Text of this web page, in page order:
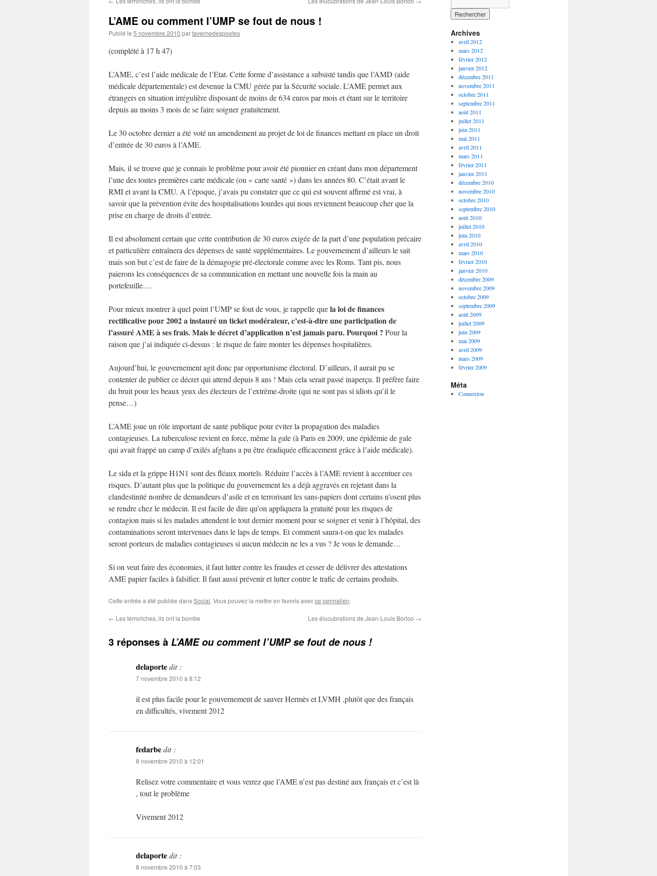
contenu
L’AME ou comment l’UMP se fout de nous !
Publié le 5 novembre 2010 partavernedespoetes
(complété à 17 h 47)
L’AME, c’est l’aide médicale de l’Etat. Cette forme d’assistance a subsisté tandis que l’AMD (aide
médicale départementale) est devenue la CMU gérée par la Sécurité sociale. L’AME permet aux
étrangers en situation irrégulière disposant de moins de 634 euros par mois et étant sur le territoire
depuis au moins 3 mois de se faire soigner gratuitement.
Le 30 octobre dernier a été voté un amendement au projet de loi de finances mettant en place un droit
d’entrée de 30 euros à l’AME.
Mais, il se trouve que je connais le problème pour avoir été pionnier en créant dans mon département
l’une des toutes premières carte médicale (ou « carte santé ») dans les années 80. C’était avant le
RMI et avant la CMU. A l’époque, j’avais pu constater que ce qui est souvent affirmé est vrai, à
savoir que la prévention évite des hospitalisations lourdes qui nous reviennent beaucoup cher que la
prise en charge de droits d’entrée.
Il est absolument certain que cette contribution de 30 euros exigée de la part d’une population précaire
et particulière entraînera des dépenses de santé supplémentaires. Le gouvernement d’ailleurs le sait
mais son but c’est de faire de la démagogie pré-électorale comme avec les Roms. Tant pis, nous
paierons les conséquences de sa communication en mettant une nouvelle fois la main au
portefeuille….
Pour mieux montrer à quel point l’UMP se fout de vous, je rappelle quela loi de finances
rectificative pour 2002 a instauré un ticket modérateur, c’est-à-dire une participation de
l’assuré AME à ses frais. Mais le décret d’application n’est jamais paru. Pourquoi ? Pour la
raison que j’ai indiquée ci-dessus : le risque de faire monter les dépenses hospitalières.
Aujourd’hui, le gouvernement agit donc par opportunisme électoral. D’ailleurs, il aurait pu se
contenter de publier ce décret qui attend depuis 8 ans ! Mais cela serait passé inaperçu. Il préfère faire
du bruit pour les beaux yeux des électeurs de l’extrême-droite (qui ne sont pas si idiots qu’il le
pense…)
L’AME joue un rôle important de santé publique pour éviter la propagation des maladies
contagieuses. La tuberculose revient en force, même la gale (à Paris en 2009, une épidémie de gale
qui avait frappé un camp d’exilés afghans a pu être éradiquée efficacement grâce à l’aide médicale).
Le sida et la grippe H1N1 sont des fléaux mortels. Réduire l’accès à l’AME revient à accentuer ces
risques. D’autant plus que la politique du gouvernement les a déjà aggravés en rejetant dans la
clandestinité nombre de demandeurs d’asile et en terrorisant les sans-papiers dont certains n’osent plus
se rendre chez le médecin. Il est facile de dire qu’on appliquera la gratuité pour les risques de
contagion mais si les malades attendent le tout dernier moment pour se soigner et venir à l’hôpital, des
contaminations seront intervenues dans le laps de temps. Et comment saura-t-on que les malades
seront porteurs de maladies contagieuses si aucun médecin ne les a vus ? Je vous le demande…
Si on veut faire des économies, il faut lutter contre les fraudes et cesser de délivrer des attestations
AME papier faciles à falsifier. Il faut aussi prévenir et lutter contre le trafic de certains produits.
Cette entrée a été publiée dansSocial. Vous pouvez la mettre en favoris avecce permalien.
← Les terroriches, ils ont la bombe Les élucubrations de Jean-Louis Borloo →
3 réponses à L’AME ou comment l’UMP se fout de nous !
delaportedit :
7 novembre 2010 à 8:12
il est plus facile pour le gouvernement de sauver Hermès et LVMH ,plutôt que des français
en difficultés, vivement 2012
fedarbedit :
8 novembre 2010 à 12:01
Relisez votre commentaire et vous verrez que l’AME n’est pas destiné aux français et c’est là
, tout le problème
Vivement 2012
delaportedit :
8 novembre 2010 à 7:03
Archives
avril 2012
mars 2012
février 2012
janvier 2012
décembre 2011
novembre 2011
octobre 2011
septembre 2011
août 2011
juillet 2011
juin 2011
mai 2011
avril 2011
mars 2011
février 2011
janvier 2011
décembre 2010
novembre 2010
octobre 2010
septembre 2010
août 2010
juillet 2010
juin 2010
avril 2010
mars 2010
février 2010
janvier 2010
décembre 2009
novembre 2009
octobre 2009
septembre 2009
août 2009
juillet 2009
juin 2009
mai 2009
avril 2009
mars 2009
février 2009
Méta
Connexion